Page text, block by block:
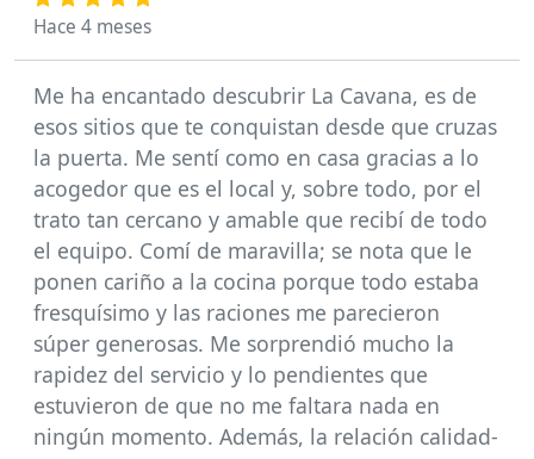
Hace 4 meses
Me ha encantado descubrir La Cavana, es de
esos sitios que te conquistan desde que cruzas
la puerta. Me sentí como en casa gracias a lo
acogedor que es el local y, sobre todo, por el
trato tan cercano y amable que recibí de todo
el equipo. Comí de maravilla; se nota que le
ponen cariño a la cocina porque todo estaba
fresquísimo y las raciones me parecieron
súper generosas. Me sorprendió mucho la
rapidez del servicio y lo pendientes que
estuvieron de que no me faltara nada en
ningún momento. Además, la relación calidad-